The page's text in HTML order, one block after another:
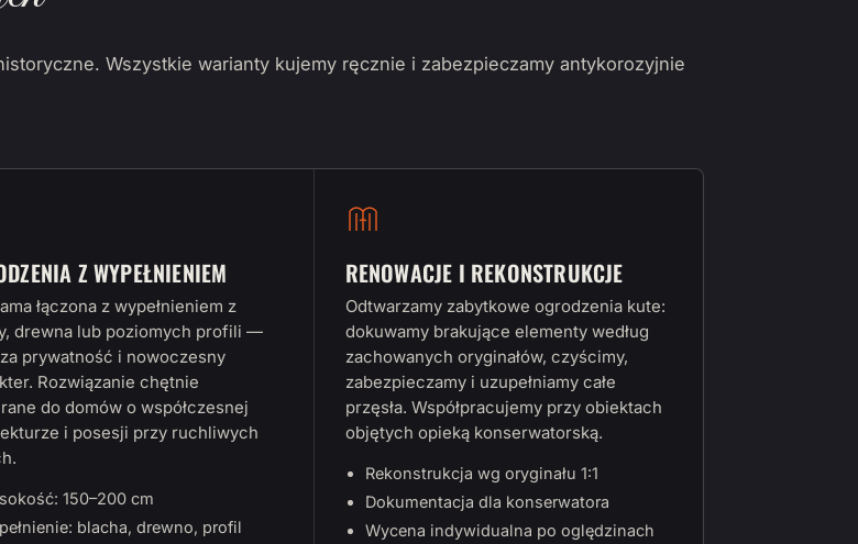
Wszystkie warianty kujemy ręcznie i zabezpieczamy antykorozyjnie
Z WYPEŁNIENIEM
łączona z wypełnieniem z
drewna lub poziomych profili —
prywatność i nowoczesny
Rozwiązanie chętnie
do domów o współczesnej
i posesji przy ruchliwych
150–200 cm
blacha, drewno, profil
RENOWACJE I REKONSTRUKCJE
Odtwarzamy zabytkowe ogrodzenia kute:
dokuwamy brakujące elementy według
zachowanych oryginałów, czyścimy,
zabezpieczamy i uzupełniamy całe
przęsła. Współpracujemy przy obiektach
objętych opieką konserwatorską.
Rekonstrukcja wg oryginału 1:1
Dokumentacja dla konserwatora
Wycena indywidualna po oględzinach